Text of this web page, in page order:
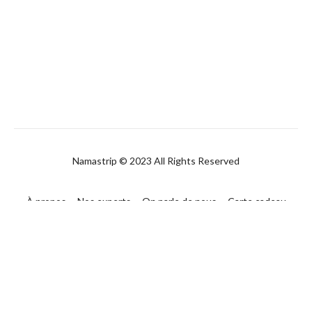
Namastrip © 2023 All Rights Reserved
À propos Nos experts On parle de nous
Carte cadeau